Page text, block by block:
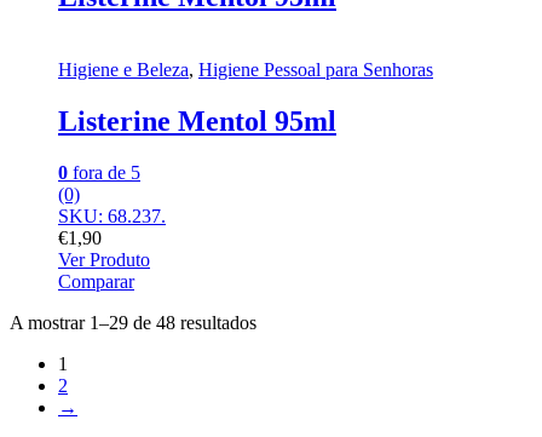
Higiene e Beleza, Higiene Pessoal para Senhoras
Listerine Mentol 95ml
0 fora de 5
(0)
SKU: 68.237.
€1,90
Ver Produto
Comparar
A mostrar 1–29 de 48 resultados
1
2
→